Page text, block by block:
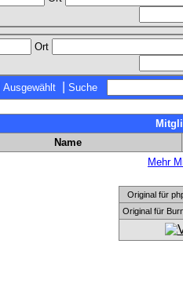
Ort
Ausgewählt Suche
Name
Mehr
Original für
Original für